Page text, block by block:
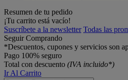
Resumen de tu pedido
¡Tu carrito está vacío!
Suscríbete a la newsletter Todas las
Seguir Comprando
*Descuentos, cupones y servicios son
Pago 100% seguro
Total con descuento (IVA incluido*)
Ir Al Carrito